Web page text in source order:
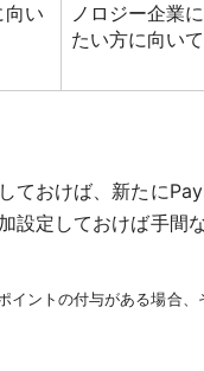
向い
ノロジー企業
たい方に向いて
おけば、新たに
定しておけば手
ントの付与がある場合、